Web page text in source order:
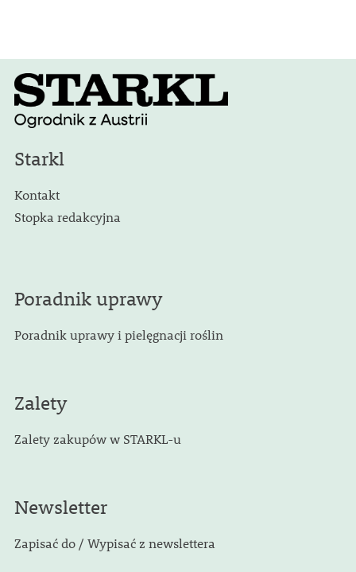
Starkl
Kontakt
Stopka redakcyjna
Poradnik uprawy
Poradnik uprawy i pielęgnacji roślin
Zalety
Zalety zakupów w STARKL-u
Newsletter
Zapisać do / Wypisać z newslettera